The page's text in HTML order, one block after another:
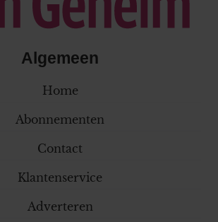
Algemeen
Home
Abonnementen
Contact
Klantenservice
Adverteren